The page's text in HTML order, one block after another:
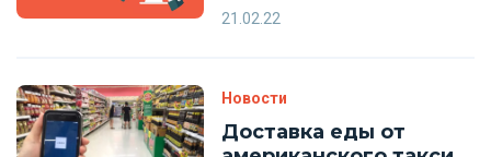
21.02.22
Новости
Доставка еды от